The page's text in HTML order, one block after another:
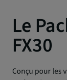
Le
FX30
Conçu pour les